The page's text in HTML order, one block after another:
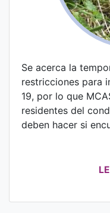
Se acerca la
restricciones para
19, por lo que
residentes del
deben hacer si